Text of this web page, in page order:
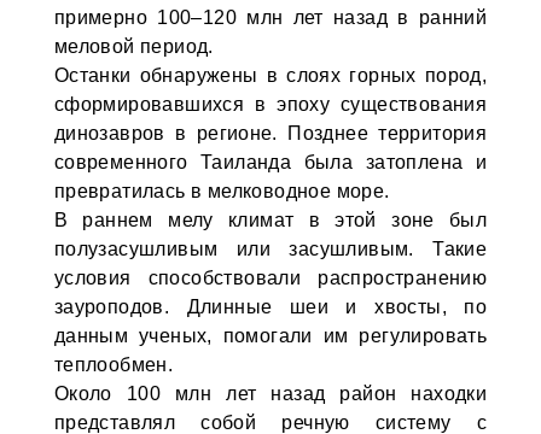
примерно 100–120 млн лет назад в ранний
меловой период.
Останки обнаружены в слоях горных пород,
сформировавшихся в эпоху существования
динозавров в регионе. Позднее территория
современного Таиланда была затоплена и
превратилась в мелководное море.
В раннем мелу климат в этой зоне был
полузасушливым или засушливым. Такие
условия способствовали распространению
зауроподов. Длинные шеи и хвосты, по
данным ученых, помогали им регулировать
теплообмен.
Около 100 млн лет назад район находки
представлял собой речную систему с